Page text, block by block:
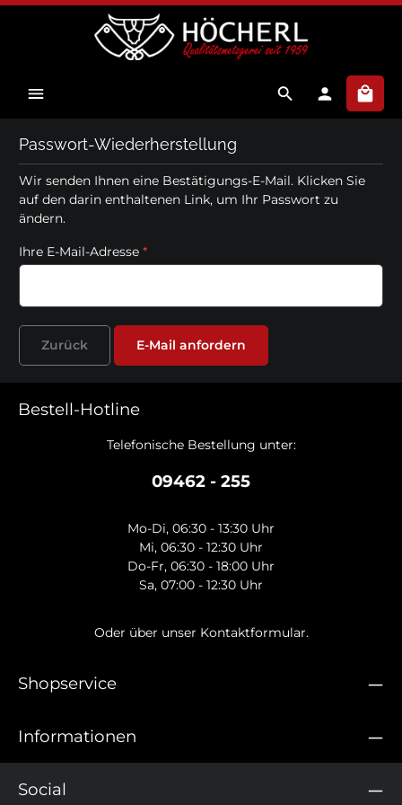
Passwort-Wiederherstellung
Wir senden Ihnen eine Bestätigungs-E-Mail. Klicken Sie
auf den darin enthaltenen Link, um Ihr Passwort zu
ändern.
Ihre E-Mail-Adresse *
Zurück E-Mail anfordern
Bestell-Hotline
Telefonische Bestellung unter:
09462 - 255
Mo-Di, 06:30 - 13:30 Uhr
Mi, 06:30 - 12:30 Uhr
Do-Fr, 06:30 - 18:00 Uhr
Sa, 07:00 - 12:30 Uhr
Oder über unser Kontaktformular.
Shopservice
Informationen
Social